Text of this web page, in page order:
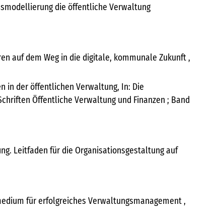
die öffentliche Verwaltung
auf dem Weg in die digitale, kommunale Zukunft ,
in der öffentlichen Verwaltung, In: Die
Öffentliche Verwaltung und Finanzen ; Band
Leitfaden für die Organisationsgestaltung auf
für erfolgreiches Verwaltungsmanagement ,